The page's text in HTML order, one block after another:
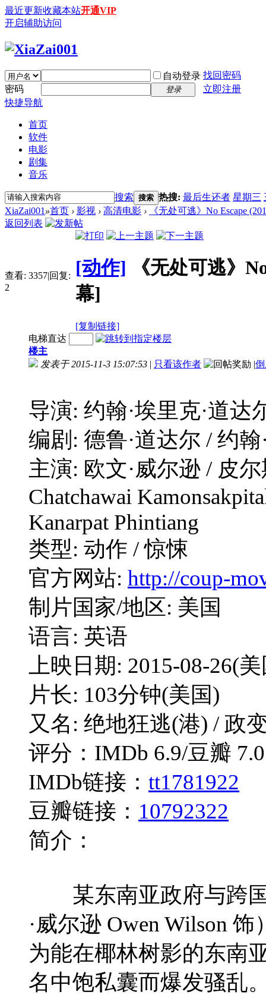
最近更新收藏本站开通VIP
开启辅助访问
自动登录 找回密码
密码
登录
立即注册
快捷导航
首页
软件
电影
剧集
音乐
搜索 搜索 热搜: 最后生还者 星期三
XiaZai001 »首页 › 影视 › 高清电影 ›
《无处可逃》No Escape
返回列表
查看: 3357|回复:
2
[动作]
《无处可逃》
幕]
[复制链接]
电梯直达
楼主
发表于 2015-11-3 15:07:53 | 只看该作者 |
导演: 约翰·埃里克·道达
编剧: 德鲁·道达尔 / 约
主演: 欧文·威尔逊 / 皮
Chatchawai
Kanarpat Phintiang
类型: 动作 / 惊悚
官方网站: http://coup-
制片国家/地区: 美国
语言: 英语
上映日期: 2015-08-26(
片长: 103分钟(美国)
又名: 绝地狂逃(港) / 政
评分：IMDb 6.9/豆瓣 7.0
IMDb链接： tt1781922
豆瓣链接： 10792322
简介：
某东南亚政府与跨国
·威尔逊 Owen Wilson
为能在椰林树影的东南
名中饱私囊而爆发骚乱